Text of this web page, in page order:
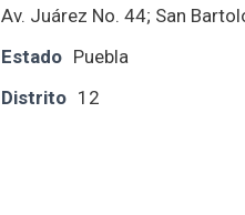
Av. Juárez No. 44; San
Estado Puebla
Distrito 12